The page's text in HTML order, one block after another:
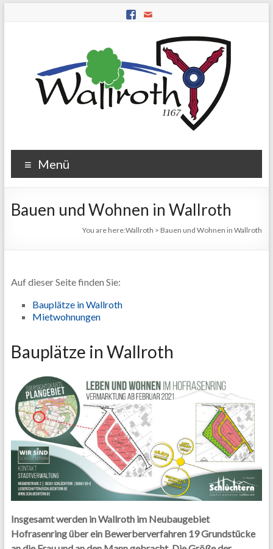
Menü
Bauen und Wohnen in Wallroth
You are here:Wallroth > Bauen und Wohnen in Wallroth
Auf dieser Seite finden Sie:
Bauplätze in Wallroth
Mietwohnungen
Bauplätze in Wallroth
Insgesamt werden in Wallroth im Neubaugebiet
Hofrasenring über ein Bewerberverfahren 19 Grundstücke